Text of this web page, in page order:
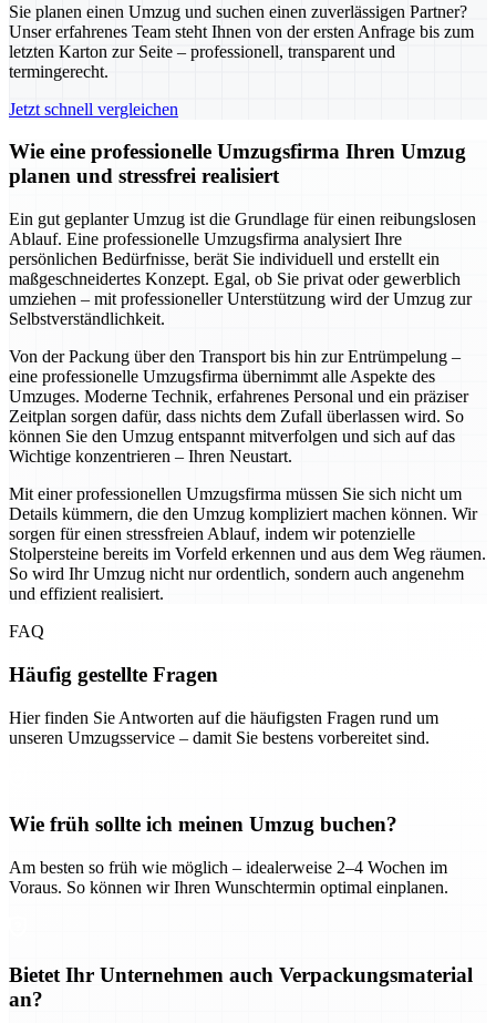
Sie planen einen Umzug und suchen einen zuverlässigen Partner?
Unser erfahrenes Team steht Ihnen von der ersten Anfrage bis zum
letzten Karton zur Seite – professionell, transparent und
termingerecht.
Jetzt schnell vergleichen
Wie eine professionelle Umzugsfirma Ihren Umzug
planen und stressfrei realisiert
Ein gut geplanter Umzug ist die Grundlage für einen reibungslosen
Ablauf. Eine professionelle Umzugsfirma analysiert Ihre
persönlichen Bedürfnisse, berät Sie individuell und erstellt ein
maßgeschneidertes Konzept. Egal, ob Sie privat oder gewerblich
umziehen – mit professioneller Unterstützung wird der Umzug zur
Selbstverständlichkeit.
Von der Packung über den Transport bis hin zur Entrümpelung –
eine professionelle Umzugsfirma übernimmt alle Aspekte des
Umzuges. Moderne Technik, erfahrenes Personal und ein präziser
Zeitplan sorgen dafür, dass nichts dem Zufall überlassen wird. So
können Sie den Umzug entspannt mitverfolgen und sich auf das
Wichtige konzentrieren – Ihren Neustart.
Mit einer professionellen Umzugsfirma müssen Sie sich nicht um
Details kümmern, die den Umzug kompliziert machen können. Wir
sorgen für einen stressfreien Ablauf, indem wir potenzielle
Stolpersteine bereits im Vorfeld erkennen und aus dem Weg räumen.
So wird Ihr Umzug nicht nur ordentlich, sondern auch angenehm
und effizient realisiert.
FAQ
Häufig gestellte Fragen
Hier finden Sie Antworten auf die häufigsten Fragen rund um
unseren Umzugsservice – damit Sie bestens vorbereitet sind.
Wie früh sollte ich meinen Umzug buchen?
Am besten so früh wie möglich – idealerweise 2–4 Wochen im
Voraus. So können wir Ihren Wunschtermin optimal einplanen.
Bietet Ihr Unternehmen auch Verpackungsmaterial
an?